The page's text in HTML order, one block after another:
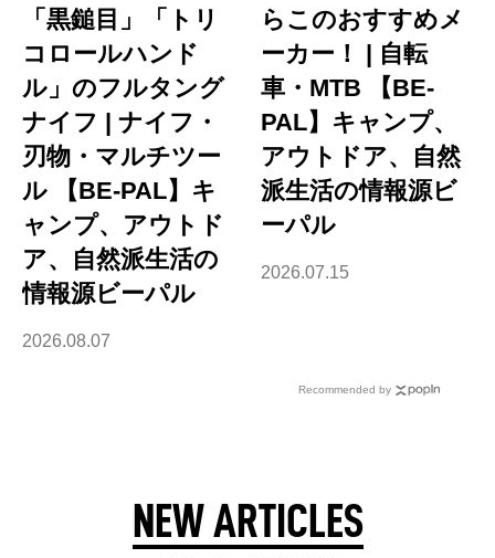
「黒鎚目」「トリ
コロールハンド
ル」のフルタング
ナイフ | ナイフ・
刃物・マルチツー
ル 【BE-PAL】キ
ャンプ、アウトド
ア、自然派生活の
情報源ビーパル
2026.08.07
らこのおすすめメ
ーカー！ | 自転
車・MTB 【BE-
PAL】キャンプ、
アウトドア、自然
派生活の情報源ビ
ーパル
2026.07.15
Recommended by
NEW ARTICLES